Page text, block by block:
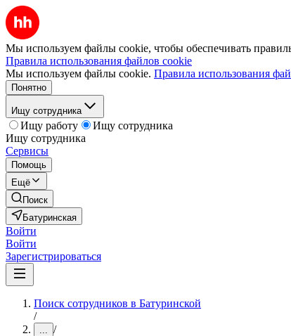
Мы используем файлы cookie, чтобы обеспечивать
Правила использования файлов cookie
Мы используем файлы cookie. Правила использования
Понятно
Ищу сотрудника
Ищу работу
Ищу сотрудника
Ищу сотрудника
Сервисы
Помощь
Ещё
Поиск
Батуринская
Войти
Войти
Зарегистрироваться
Поиск сотрудников в Батуринской
/
... /